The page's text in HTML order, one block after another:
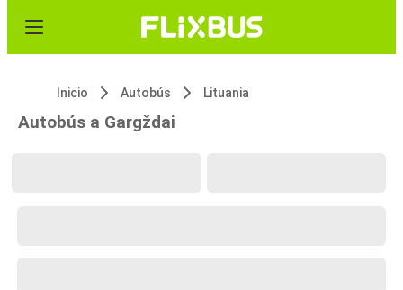
Inicio Autobús Lituania
Autobús a Gargždai